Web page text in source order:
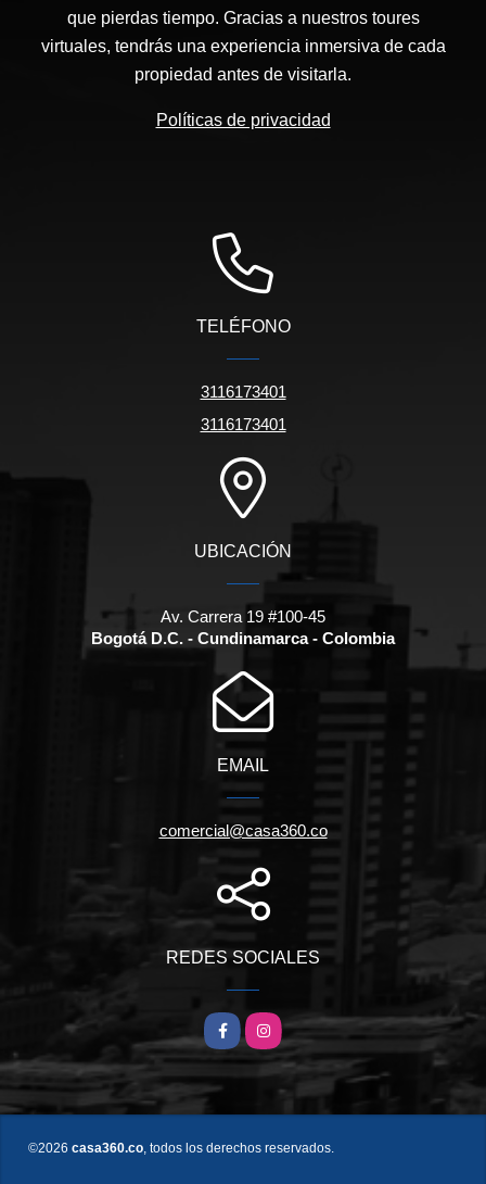
que pierdas tiempo. Gracias a nuestros toures
virtuales, tendrás una experiencia inmersiva de cada
propiedad antes de visitarla.
Políticas de privacidad
TELÉFONO
3116173401
3116173401
UBICACIÓN
Av. Carrera 19 #100-45
Bogotá D.C. - Cundinamarca - Colombia
EMAIL
comercial@casa360.co
REDES SOCIALES
FacebookInstagram
©2026 casa360.co , todos los derechos reservados.